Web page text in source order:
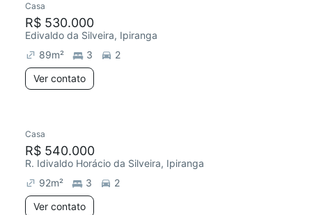
Casa
R$ 530.000
Edivaldo da Silveira, Ipiranga
89m² 3
2
Ver contato
Casa
R$ 540.000
R. Idivaldo Horácio da Silveira, Ipiranga
92m² 3
2
Ver contato